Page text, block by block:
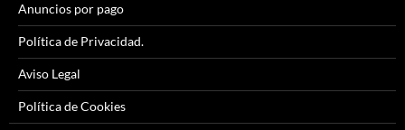
Anuncios por pago
Política de Privacidad.
Aviso Legal
Política de Cookies